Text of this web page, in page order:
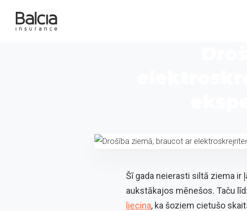
Šī gada neierasti siltā ziema
aukstākajos mēnešos. Taču
liecina, ka šoziem cietušo